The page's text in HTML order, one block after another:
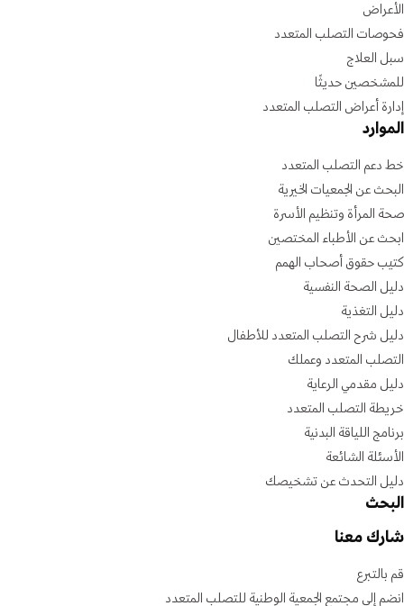
الأعراض
فحوصات التصلب المتعدد
سبل العلاج
للمشخصين حديثًا
إدارة أعراض التصلب المتعدد
الموارد
خط دعم التصلب المتعدد
البحث عن الجمعيات الخيرية
صحة المرأة وتنظيم الأسرة
ابحث عن الأطباء المختصين
كتيب حقوق أصحاب الهمم
دليل الصحة النفسية
دليل التغذية
دليل شرح التصلب المتعدد للأطفال
التصلب المتعدد وعملك
دليل مقدمي الرعاية
خريطة التصلب المتعدد
برنامج اللياقة البدنية
الأسئلة الشائعة
دليل التحدث عن تشخيصك
البحث
شارك معنا
قم بالتبرع
انضم إلى مجتمع الجمعية الوطنية للتصلب المتعدد